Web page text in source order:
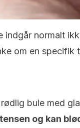
indgår normalt
om en specifik
bule med
og kan